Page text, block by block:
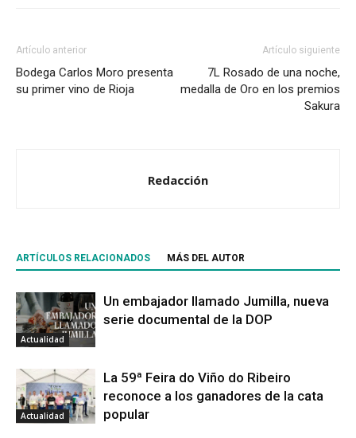
Artículo anterior
Bodega Carlos Moro presenta
su primer vino de Rioja
Artículo siguiente
7L Rosado de una noche,
medalla de Oro en los premios
Sakura
Redacción
ARTÍCULOS RELACIONADOS MÁS DEL AUTOR
Actualidad
Un embajador llamado Jumilla, nueva
serie documental de la DOP
Actualidad
La 59ª Feira do Viño do Ribeiro
reconoce a los ganadores de la cata
popular